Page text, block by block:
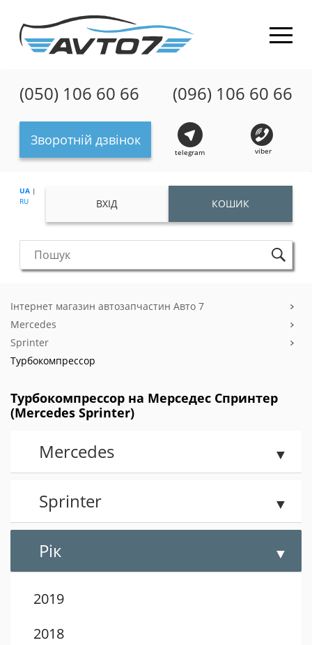
(050) 106 60 66 (096) 106 60 66
Зворотній дзвінок
telegram viber
UA |
RU
ВХІД КОШИК
Інтернет магазин автозапчастин Авто 7
Mercedes
Sprinter
Турбокомпрессор
Турбокомпрессор на Мерседес Спринтер
(Mercedes Sprinter)
Mercedes
Sprinter
Рік
2019
2018